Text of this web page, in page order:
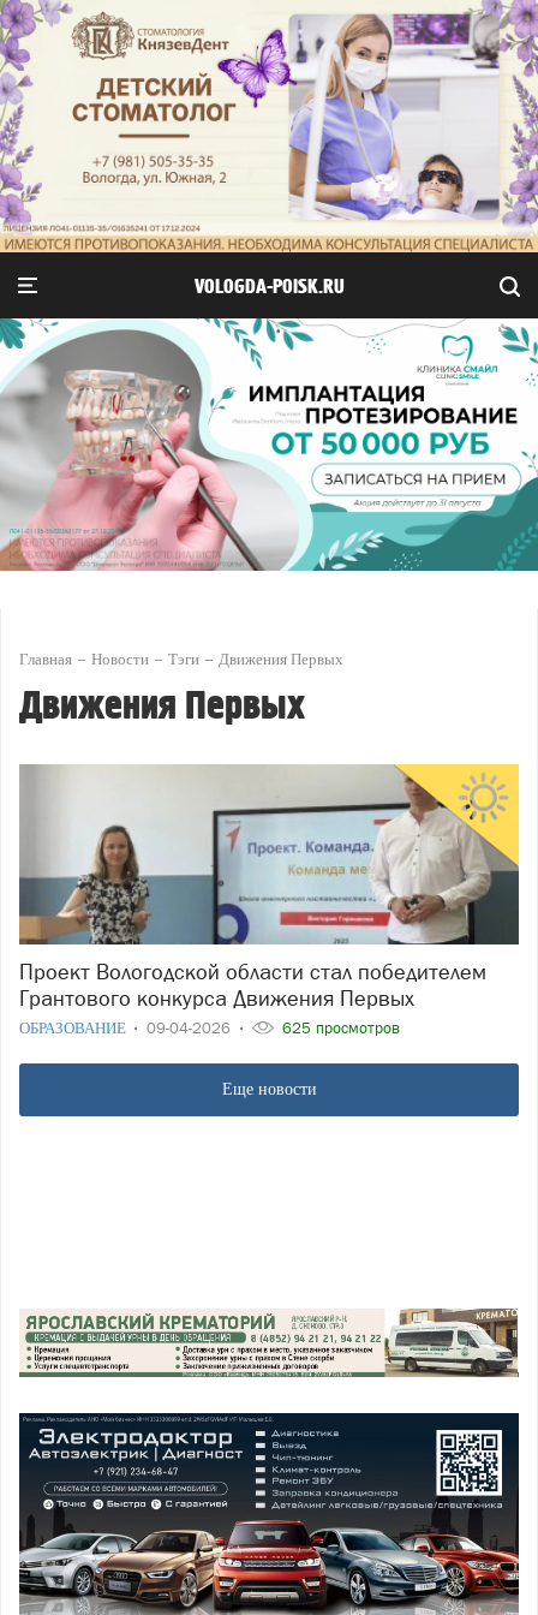
VOLOGDA-POISK.RU
Главная Новости Тэги Движения Первых
Движения Первых
Проект Вологодской области стал победителем
Грантового конкурса Движения Первых
ОБРАЗОВАНИЕ 09-04-2026 625 просмотров
Еще новости